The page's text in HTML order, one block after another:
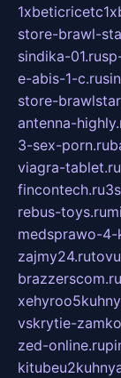
store-brawl-
sindika-01.ru
e-abis-1-c.ru
store-
antenna-
3-sex-porn.ru
viagra-tablet.ru
fincontech.ru
rebus-toys.ru
medsprawo-4-
zajmy24.ru
brazzerscom.ru
vskrytie-
zed-online.ru